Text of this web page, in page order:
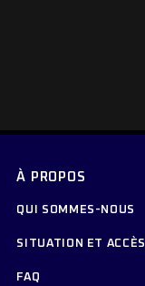
À PROPOS
QUI SOMMES-NOUS
SITUATION ET ACCÈS
FAQ